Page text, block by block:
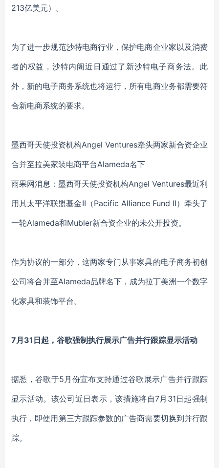
213亿美元）。
为了进一步规范沙特电商行业，保护电商企业家以及消费
者的权益，沙特内阁近日通过了新沙特电子商务法。此
外，新的电子商务系统也将运行，所有电商业务都需要符
合新电商系统的要求。
墨西哥天使投资机构Angel Ventures牵头两家新合资企业
合并至拉美家装电商平台Alameda名下
雨果网消息：墨西哥天使投资机构Angel Ventures最近利
用其太平洋联盟基金II（Pacific Alliance Fund II）牵头了
一轮Alameda和Mubler新合资企业的未公开投资。
作为协议的一部分，这两家专门从事家具的电子商务初创
公司将合并至Alameda品牌名下，成为拉丁美洲一个数字
化家具和装饰平台。
7月31日起，谷歌强制执行展示广告并行跟踪显示活动
据悉，谷歌于5月份宣布支持通过谷歌展示广告并行跟踪
显示活动。该公司近日表示，该措施将自7月31日起强制
执行，即使用第三方跟踪参数的广告商需要切换到并行跟
踪。